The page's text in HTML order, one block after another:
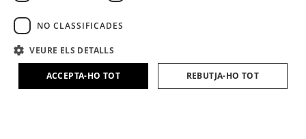
Avís Legal Política de Cookies
Política de Privacitat
Condicions Generals
Política a Xarxes Socials
NO CLASSIFICADES
VEURE ELS DETALLS
ACCEPTA-HO TOT REBUTJA-HO TOT